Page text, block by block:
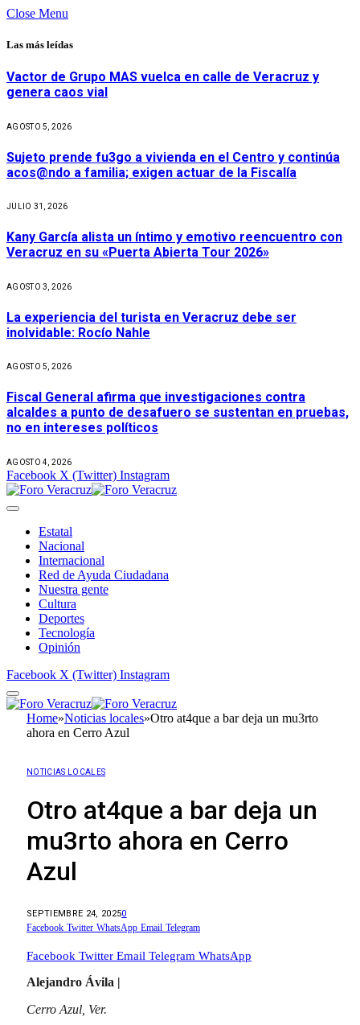
Close Menu
Las más leídas
Vactor de Grupo MAS vuelca en calle de Veracruz y
genera caos vial
AGOSTO 5, 2026
Sujeto prende fu3go a vivienda en el Centro y continúa
acos@ndo a familia; exigen actuar de la Fiscalía
JULIO 31, 2026
Kany García alista un íntimo y emotivo reencuentro con
Veracruz en su «Puerta Abierta Tour 2026»
AGOSTO 3, 2026
La experiencia del turista en Veracruz debe ser
inolvidable: Rocío Nahle
AGOSTO 5, 2026
Fiscal General afirma que investigaciones contra
alcaldes a punto de desafuero se sustentan en pruebas,
no en intereses políticos
AGOSTO 4, 2026
Facebook X (Twitter) Instagram
Estatal
Nacional
Internacional
Red de Ayuda Ciudadana
Nuestra gente
Cultura
Deportes
Tecnología
Opinión
Facebook X (Twitter) Instagram
Home»Noticias locales»Otro at4que a bar deja un mu3rto
ahora en Cerro Azul
NOTICIAS LOCALES
Otro at4que a bar deja un
mu3rto ahora en Cerro
Azul
SEPTIEMBRE 24, 20250
Facebook Twitter WhatsApp Email Telegram
Facebook Twitter Email Telegram WhatsApp
Alejandro Ávila |
Cerro Azul, Ver.